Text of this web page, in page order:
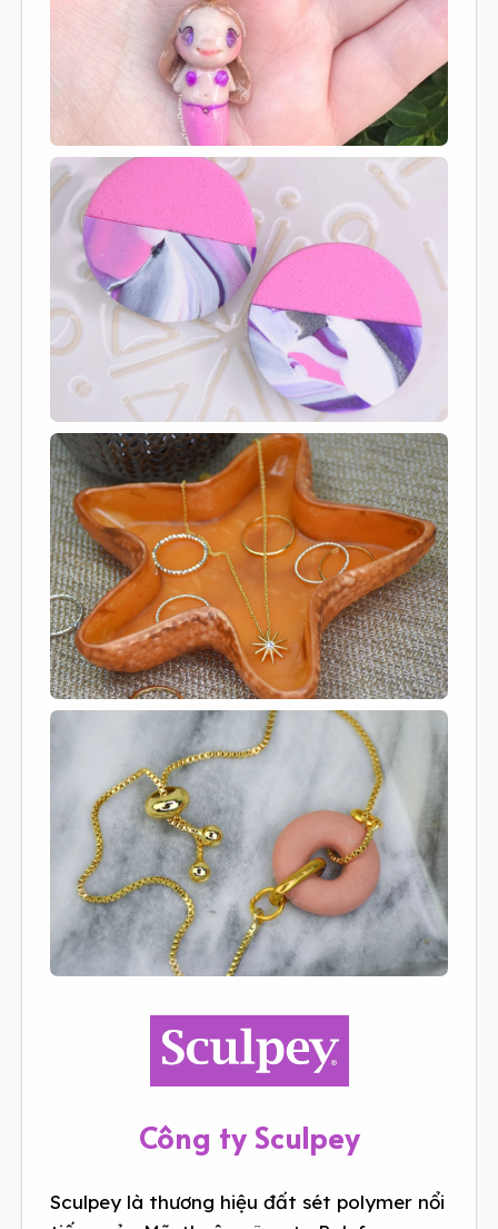
Công ty Sculpey
Sculpey là thương hiệu đất sét polymer nổi